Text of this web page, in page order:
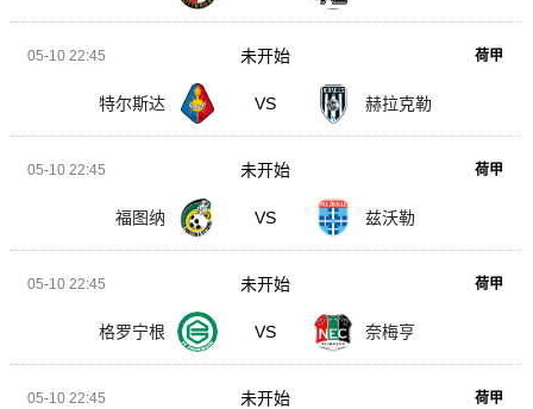
05-10 22:45 荷甲
特尔斯达 VS 赫拉克勒
未开始
05-10 22:45 荷甲
福图纳 VS 兹沃勒
未开始
05-10 22:45 荷甲
格罗宁根 VS 奈梅亨
未开始
05-10 22:45 荷甲
未开始